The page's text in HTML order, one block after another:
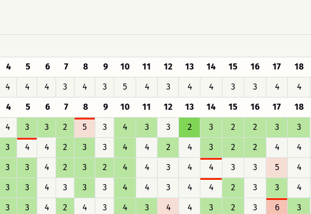
4 5 6 7 8 9 10 11 12 13 14 15 16 17 18
4 4 4 3 4 3 5 4 3 4 4 3 3 4 4
4 5 6 7 8 9 10 11 12 13 14 15 16 17 18
4 3 3 2 5 3 4 3 3 2 3 2 2 3 3
3 4 4 2 3 3 4 4 2 4 3 2 2 4 4
3 3 4 2 3 2 4 4 3 4 4 3 3 5 4
3 3 4 3 3 3 4 4 3 4 4 2 3 3 4
3 3 4 2 4 3 4 3 4 4 3 2 3 6 3